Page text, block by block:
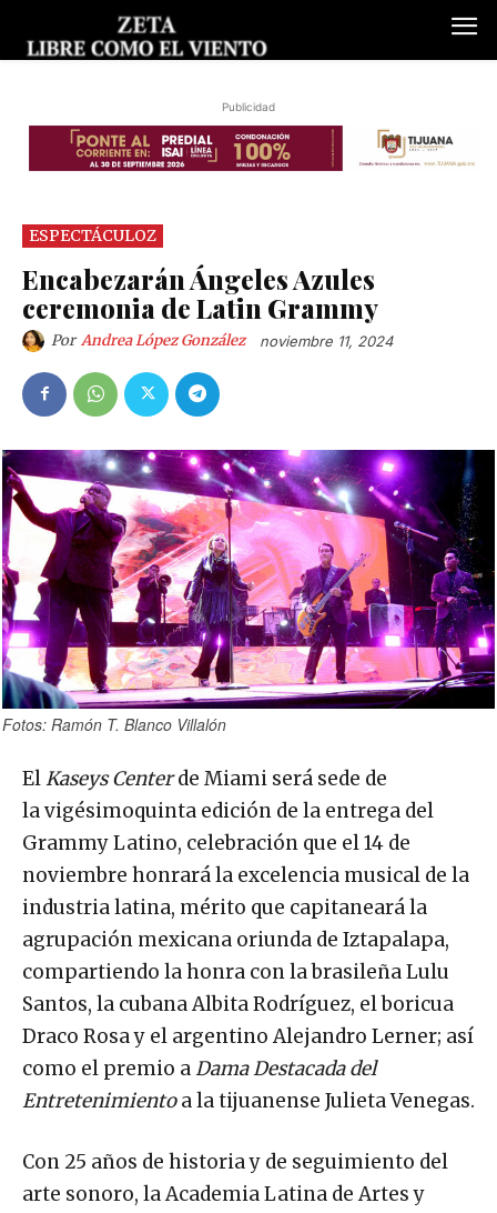
Publicidad
ESPECTÁCULOZ
Encabezarán Ángeles Azules
ceremonia de Latin Grammy
Por Andrea López González noviembre 11, 2024
Fotos: Ramón T. Blanco Villalón
ElKaseys Centerde Miami será sede de
la vigésimoquinta edición de la entrega del
Grammy Latino, celebración que el 14 de
noviembre honrará la excelencia musical de la
industria latina, mérito que capitaneará la
agrupación mexicana oriunda de Iztapalapa,
compartiendo la honra con la brasileña Lulu
Santos, la cubana Albita Rodríguez, el boricua
Draco Rosa y el argentino Alejandro Lerner; así
como el premio aDama Destacada del
Entretenimientoa la tijuanense Julieta Venegas.
Con 25 años de historia y de seguimiento del
arte sonoro, la Academia Latina de Artes y